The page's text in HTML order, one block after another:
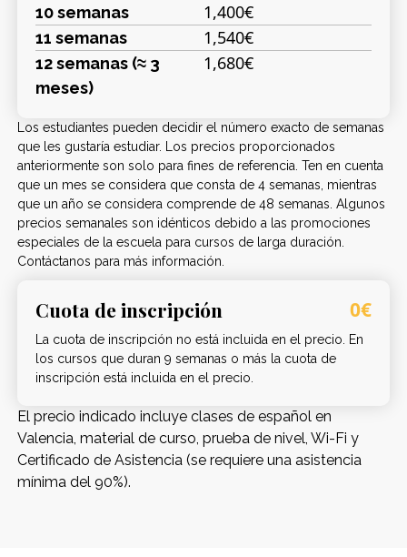
10 semanas 1,400€
11 semanas 1,540€
12 semanas (≈ 3
meses)
1,680€
Los estudiantes pueden decidir el número exacto de semanas
que les gustaría estudiar. Los precios proporcionados
anteriormente son solo para fines de referencia. Ten en cuenta
que un mes se considera que consta de 4 semanas, mientras
que un año se considera comprende de 48 semanas. Algunos
precios semanales son idénticos debido a las promociones
especiales de la escuela para cursos de larga duración.
Contáctanos para más información.
Cuota de inscripción 0€
La cuota de inscripción no está incluida en el precio. En
los cursos que duran 9 semanas o más la cuota de
inscripción está incluida en el precio.
El precio indicado incluye clases de español en
Valencia, material de curso, prueba de nivel, Wi-Fi y
Certificado de Asistencia (se requiere una asistencia
mínima del 90%).